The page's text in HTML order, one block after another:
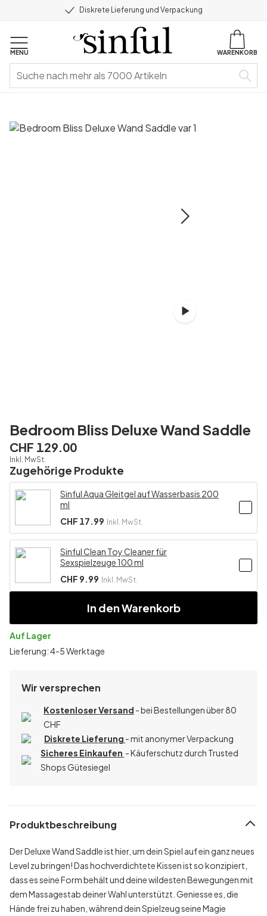
Diskrete Lieferung und Verpackung
MENU WARENKORB
Bedroom Bliss Deluxe Wand Saddle
CHF 129.00
Inkl. MwSt.
Zugehörige Produkte
Sinful Aqua Gleitgel auf Wasserbasis 200
ml
CHF 17.99 Inkl. MwSt.
Sinful Clean Toy Cleaner für
Sexspielzeuge 100 ml
CHF 9.99 Inkl. MwSt.
In den Warenkorb
Auf Lager
Lieferung: 4-5 Werktage
Wir versprechen
Kostenloser Versand - bei Bestellungen über 80
CHF
Diskrete Lieferung - mit anonymer Verpackung
Sicheres Einkaufen - Käuferschutz durch Trusted
Shops Gütesiegel
Produktbeschreibung
Der Deluxe Wand Saddle ist hier, um dein Spiel auf ein ganz neues
Level zu bringen! Das hochverdichtete Kissen ist so konzipiert,
dass es seine Form behält und deine wildesten Bewegungen mit
dem Massagestab deiner Wahl unterstützt. Geniesse es, die
Hände frei zu haben, während dein Spielzeug seine Magie